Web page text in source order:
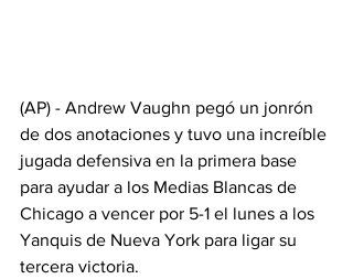
(AP) - Andrew Vaughn pegó un jonrón
de dos anotaciones y tuvo una increíble
jugada defensiva en la primera base
para ayudar a los Medias Blancas de
Chicago a vencer por 5-1 el lunes a los
Yanquis de Nueva York para ligar su
tercera victoria.